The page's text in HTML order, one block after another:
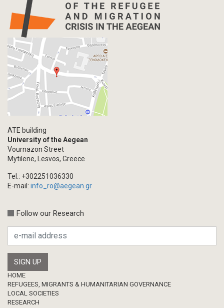
ATE building
University of the Aegean
Vournazon Street
Mytilene, Lesvos, Greece
Tel.: +302251036330
E-mail: info_ro@aegean.gr
Follow our Research
Footer
HOME
REFUGEES, MIGRANTS & HUMANITARIAN GOVERNANCE
LOCAL SOCIETIES
RESEARCH